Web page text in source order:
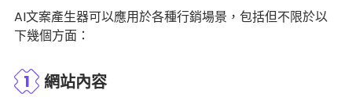
AI文案產生器可以應用於各種行銷場景，包括但不限於以
下幾個方面：
1 網站內容